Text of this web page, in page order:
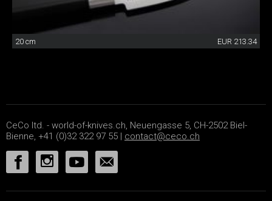
20 cm EUR 213.34
CeCo ltd. - world-of-knives.ch, Neuengasse 5, CH-2502 Biel-
Bienne, +41 (0)32 322 97 55 | contact@ceco.ch